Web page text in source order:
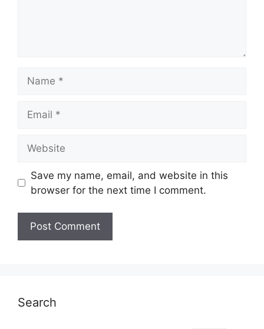
Save my name, email, and website in this
browser for the next time I comment.
Search